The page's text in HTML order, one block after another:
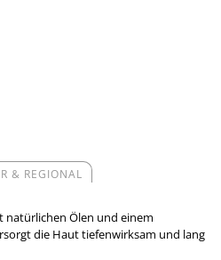
& REGIONAL
natürlichen Ölen und einem
die Haut tiefenwirksam und lang